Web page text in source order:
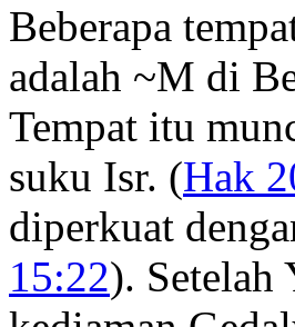
Beberapa
adalah ~M di
Tempat itu
suku Isr. (Hak
diperkuat
15:22). Setelah